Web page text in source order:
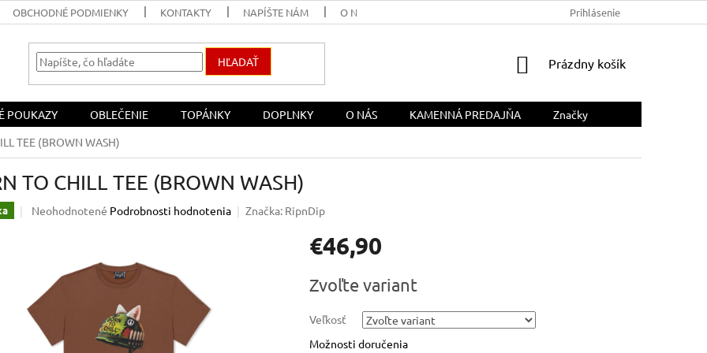
OBCHODNÉ PODMIENKY KONTAKTY NAPÍŠTE NÁM O NÁS Prihlásenie
HĽADAŤ
NÁKUPNÝ
Prázdny košík
POUKAZY OBLEČENIE TOPÁNKY DOPLNKY O NÁS KAMENNÁ PREDAJŇA
Značky
TEE (BROWN WASH)
TO CHILL TEE (BROWN WASH)
Priemerné
5
hviezdičiek.
Neohodnotené Podrobnosti hodnotenia Značka: RipnDip
€46,90
cena:
Zvoľte variant
Veľkosť
Možnosti doručenia